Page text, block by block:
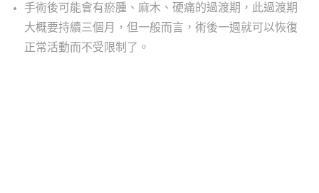
手術後可能會有瘀腫、麻木、硬痛的過渡期，此過渡期
大概要持續三個月，但一般而言，術後一週就可以恢復
正常活動而不受限制了。